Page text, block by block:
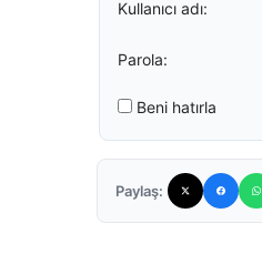
Kullanıcı adı:
Parola:
Beni hatırla
Paylaş: